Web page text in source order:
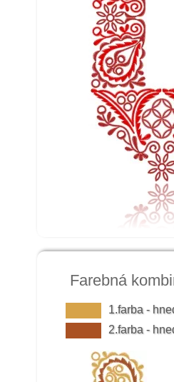
Farebná
1.farba -
2.farba -